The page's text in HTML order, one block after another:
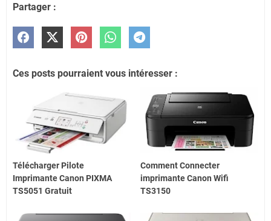
Partager :
Ces posts pourraient vous intéresser :
Télécharger Pilote
Imprimante Canon PIXMA
TS5051 Gratuit
Comment Connecter
imprimante Canon Wifi
TS3150